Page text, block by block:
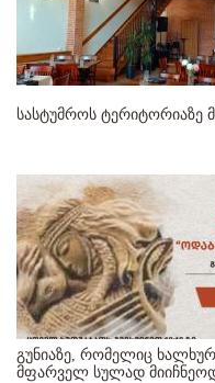
სასტუმროს ტერიტორიაზე
გუნიაზე, რომელიც
მფარველ სულად